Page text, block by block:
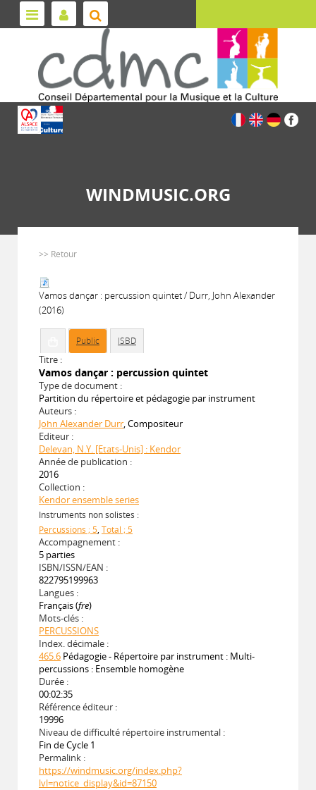
WINDMUSIC.ORG
>> Retour
Vamos dançar : percussion quintet / Durr, John Alexander
(2016)
Public ISBD
Titre :
Vamos dançar : percussion quintet
Type de document :
Partition du répertoire et pédagogie par instrument
Auteurs :
John Alexander Durr, Compositeur
Editeur :
Delevan, N.Y. [Etats-Unis] : Kendor
Année de publication :
2016
Collection :
Kendor ensemble series
Instruments non solistes :
Percussions ; 5, Total ; 5
Accompagnement :
5 parties
ISBN/ISSN/EAN :
822795199963
Langues :
Français (fre)
Mots-clés :
PERCUSSIONS
Index. décimale :
465.6 Pédagogie - Répertoire par instrument : Multi-
percussions : Ensemble homogène
Durée :
00:02:35
Référence éditeur :
19996
Niveau de difficulté répertoire instrumental :
Fin de Cycle 1
Permalink :
https://windmusic.org/index.php?
lvl=notice_display&id=87150